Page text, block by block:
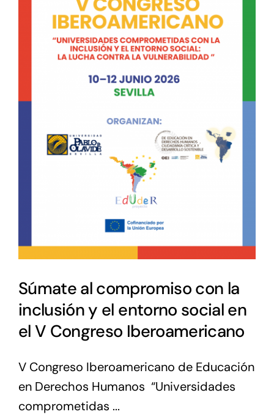
Súmate al compromiso con la
inclusión y el entorno social en
el V Congreso Iberoamericano
V Congreso Iberoamericano de Educación
en Derechos Humanos “Universidades
comprometidas ...